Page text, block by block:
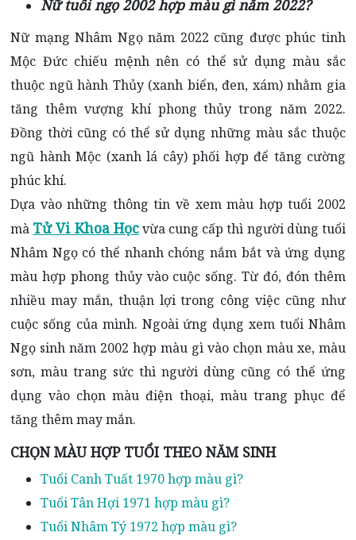
Nữtuổi ngọ 2002 hợp màu gì năm 2022?
Nữ mạng Nhâm Ngọ năm 2022 cũng được phúc tinh
Mộc Đức chiếu mệnh nên có thể sử dụng màu sắc
thuộc ngũ hành Thủy (xanh biển, đen, xám) nhằm gia
tăng thêm vượng khí phong thủy trong năm 2022.
Đồng thời cũng có thể sử dụng những màu sắc thuộc
ngũ hành Mộc (xanh lá cây) phối hợp để tăng cường
phúc khí.
Dựa vào những thông tin về xem màu hợp tuổi 2002
mà Tử Vi Khoa Họcvừa cung cấp thì người dùng tuổi
Nhâm Ngọ có thể nhanh chóng nắm bắt và ứng dụng
màu hợp phong thủy vào cuộc sống. Từ đó, đón thêm
nhiều may mắn, thuận lợi trong công việc cũng như
cuộc sống của mình. Ngoài ứng dụng xem tuổi Nhâm
Ngọ sinh năm 2002 hợp màu gì vào chọn màu xe, màu
sơn, màu trang sức thì người dùng cũng có thể ứng
dụng vào chọn màu điện thoại, màu trang phục để
tăng thêm may mắn.
CHỌN MÀU HỢP TUỔI THEO NĂM SINH
Tuổi Canh Tuất 1970 hợp màu gì?
Tuổi Tân Hợi 1971 hợp màu gì?
Tuổi Nhâm Tý 1972 hợp màu gì?